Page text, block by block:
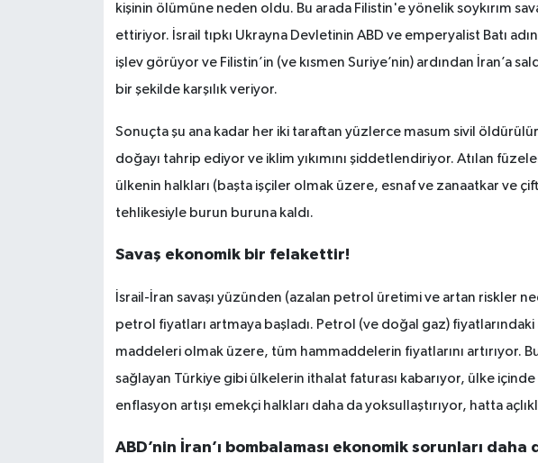
kişinin ölümüne neden oldu. Bu arada Filistin'e yönelik soykırım
ettiriyor. İsrail tıpkı Ukrayna Devletinin ABD ve emperyalist Batı
işlev görüyor ve Filistin’in (ve kısmen Suriye’nin) ardından İran’a
bir şekilde karşılık veriyor.
Sonuçta şu ana kadar her iki taraftan yüzlerce masum sivil
doğayı tahrip ediyor ve iklim yıkımını şiddetlendiriyor. Atılan
ülkenin halkları (başta işçiler olmak üzere, esnaf ve zanaatkar ve
tehlikesiyle burun buruna kaldı.
Savaş ekonomik bir felakettir!
İsrail-İran savaşı yüzünden (azalan petrol üretimi ve artan riskler
petrol fiyatları artmaya başladı. Petrol (ve doğal gaz) fiyatlarındaki
maddeleri olmak üzere, tüm hammaddelerin fiyatlarını artırıyor.
sağlayan Türkiye gibi ülkelerin ithalat faturası kabarıyor, ülke içinde
enflasyon artışı emekçi halkları daha da yoksullaştırıyor, hatta
ABD’nin İran’ı bombalaması ekonomik sorunları daha